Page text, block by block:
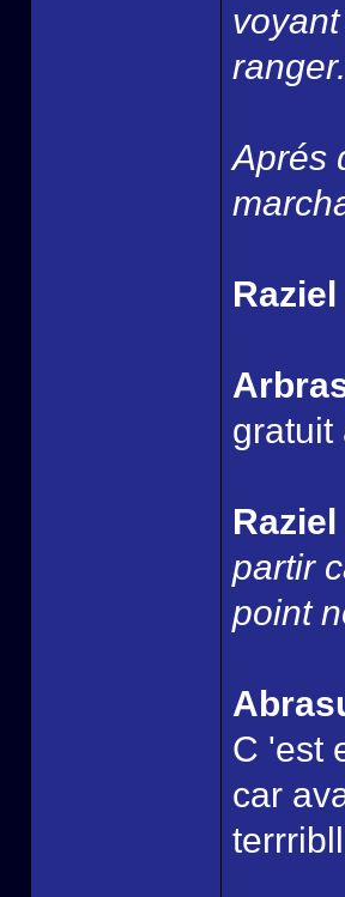
Aprés
Raziel
gratuit
Raziel
partir
point
C 'est
car